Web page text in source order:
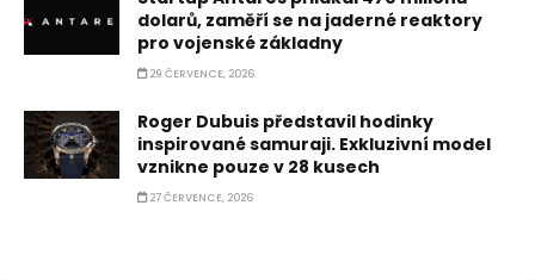
dolarů, zaměří se na jaderné reaktory
pro vojenské základny
29 ČERVENCE, 2026
Roger Dubuis představil hodinky
inspirované samuraji. Exkluzivní model
vznikne pouze v 28 kusech
27 ČERVENCE, 2026